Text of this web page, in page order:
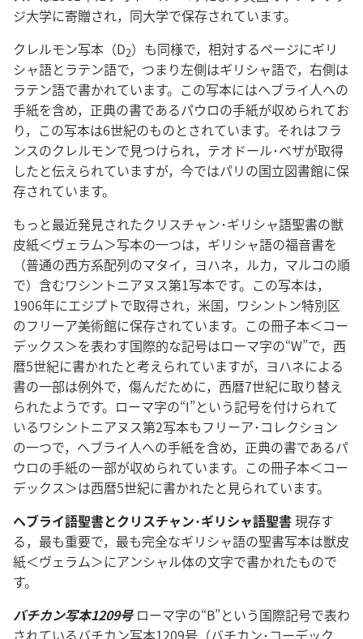
ジ大学に寄贈され，同大学で保存されています。
クレルモン写本（D2）も同様で，相対するページにギリ
シャ語とラテン語で，つまり左側はギリシャ語で，右側は
ラテン語で書かれています。この写本にはヘブライ人への
手紙を含め，正典の書であるパウロの手紙が収められてお
り，この写本は6世紀のものとされています。それはフラ
ンスのクレルモンで見つけられ，テオドール･ベザが取得
したと伝えられていますが，今ではパリの国立図書館に保
存されています。
もっと最近発見されたクリスチャン･ギリシャ語聖書の獣
皮紙＜ヴェラム＞写本の一つは，ギリシャ語の福音書を
（普通の西方系配列のマタイ，ヨハネ，ルカ，マルコの順
で）含むワシントニアヌス第1写本です。この写本は，
1906年にエジプトで取得され，米国，ワシントン特別区
のフリーア美術館に保存されています。この冊子本＜コー
デックス＞を表わす国際的な記号はローマ字の“W”で，西
暦5世紀に書かれたと考えられていますが，ヨハネによる
書の一部は例外で，傷んだために，西暦7世紀に取り替え
られたようです。ローマ字の“I”という記号を付けられて
いるワシントニアヌス第2写本もフリーア･コレクション
の一つで，ヘブライ人への手紙を含め，正典の書であるパ
ウロの手紙の一部が収められています。この冊子本＜コー
デックス＞は西暦5世紀に書かれたと見られています。
ヘブライ語聖書とクリスチャン･ギリシャ語聖書
る，最も重要で，最も完全なギリシャ語の聖書写本は獣皮
紙＜ヴェラム＞にアンシャル体の文字で書かれたもので
す。
バチカン写本1209号ローマ字の“B”という国際記号で表わ
されているバチカン写本1209号（バチカン･コーデック